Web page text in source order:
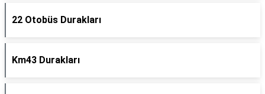
22 Otobüs Durakları
Km43 Durakları